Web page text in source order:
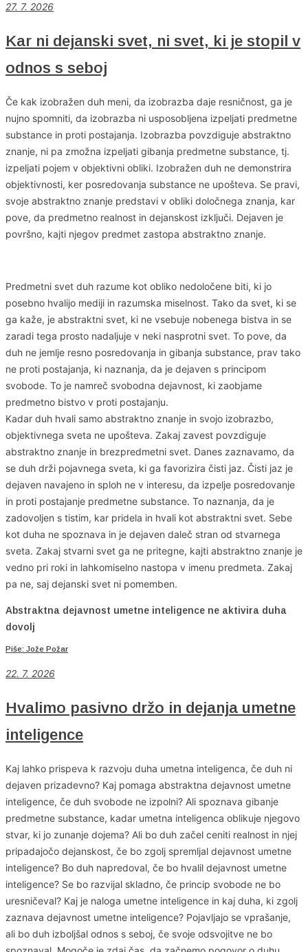
27. 7. 2026
Kar ni dejanski svet, ni svet, ki je stopil v
odnos s seboj
Če kak izobražen duh meni, da izobrazba daje resničnost, ga je
nujno spomniti, da izobrazba ni usposobljena izpeljati predmetne
substance in proti postajanja. Izobrazba povzdiguje abstraktno
znanje, ni pa zmožna izpeljati gibanja predmetne substance, tj.
izpeljati pojem v objektivni obliki. Izobražen duh ne demonstrira
objektivnosti, ker posredovanja substance ne upošteva. Se pravi,
svoje abstraktno znanje predstavi v obliki določnega znanja, kar
pove, da predmetno realnost in dejanskost izključi. Dejaven je
površno, kajti njegov predmet zastopa abstraktno znanje.
Predmetni svet duh razume kot obliko nedoločene biti, ki jo
posebno hvalijo mediji in razumska miselnost. Tako da svet, ki se
ga kaže, je abstraktni svet, ki ne vsebuje nobenega bistva in se
zaradi tega prosto nadaljuje v neki nasprotni svet. To pove, da
duh ne jemlje resno posredovanja in gibanja substance, prav tako
ne proti postajanja, ki naznanja, da je dejaven s principom
svobode. To je namreč svobodna dejavnost, ki zaobjame
predmetno bistvo v proti postajanju.
Kadar duh hvali samo abstraktno znanje in svojo izobrazbo,
objektivnega sveta ne upošteva. Zakaj zavest povzdiguje
abstraktno znanje in brezpredmetni svet. Danes zaznavamo, da
se duh drži pojavnega sveta, ki ga favorizira čisti jaz. Čisti jaz je
dejaven navajeno in sploh ne v interesu, da izpelje posredovanje
in proti postajanje predmetne substance. To naznanja, da je
zadovoljen s tistim, kar pridela in hvali kot abstraktni svet. Sebe
kot duha ne spoznava in je dejaven daleč stran od stvarnega
sveta. Zakaj stvarni svet ga ne pritegne, kajti abstraktno znanje je
vedno pri roki in lahkomiselno nastopa v imenu predmeta. Zakaj
pa ne, saj dejanski svet ni pomemben.
Abstraktna dejavnost umetne inteligence ne aktivira duha
dovolj
Piše: Jože Požar
22. 7. 2026
Hvalimo pasivno držo in dejanja umetne
inteligence
Kaj lahko prispeva k razvoju duha umetna inteligenca, če duh ni
dejaven prizadevno? Kaj pomaga abstraktna dejavnost umetne
inteligence, če duh svobode ne izpolni? Ali spoznava gibanje
predmetne substance, kadar umetna inteligenca oblikuje njegovo
stvar, ki jo zunanje dojema? Ali bo duh začel ceniti realnost in njej
pripadajočo dejanskost, če bo zgolj spremljal dejavnost umetne
inteligence? Bo duh napredoval, če bo hvalil dejavnost umetne
inteligence? Se bo razvijal skladno, če princip svobode ne bo
uresničeval? Kaj je naloga umetne inteligence in kaj duha, ki zgolj
zaznava dejavnost umetne inteligence? Pojavljajo se vprašanje,
ali bo duh izboljšal odnos s seboj, če svoje odsvojitve ne bo